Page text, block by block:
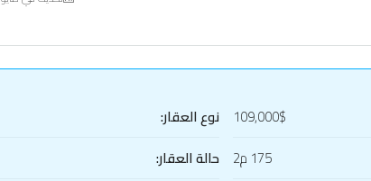
109,000$
175 م2
نوع العقار:
حالة العقار: